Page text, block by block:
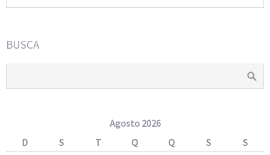
BUSCA
Agosto 2026
D
S T Q Q S
S